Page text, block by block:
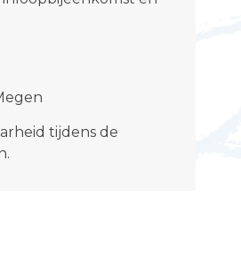
tijdens de